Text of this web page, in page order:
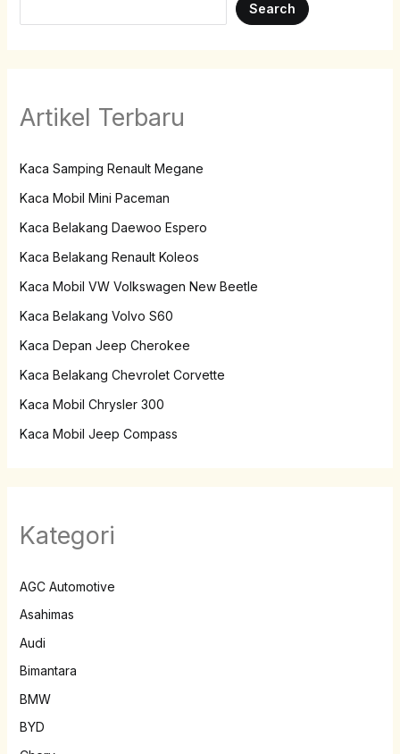
Search
Artikel Terbaru
Kaca Samping Renault Megane
Kaca Mobil Mini Paceman
Kaca Belakang Daewoo Espero
Kaca Belakang Renault Koleos
Kaca Mobil VW Volkswagen New Beetle
Kaca Belakang Volvo S60
Kaca Depan Jeep Cherokee
Kaca Belakang Chevrolet Corvette
Kaca Mobil Chrysler 300
Kaca Mobil Jeep Compass
Kategori
AGC Automotive
Asahimas
Audi
Bimantara
BMW
BYD